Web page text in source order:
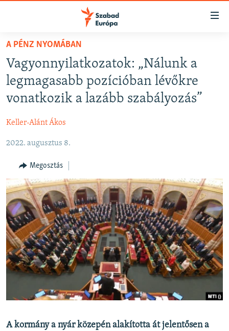
Akadálymentes
Ugrás
oldalra
Ugrás
tartalomjegyzékre
AKTUÁLIS
PODCASTOK
ELEMZŐ
NER15
SZABADON
TÁRSADALOM
DEMOKRÁCIA
A PÉNZ NYOMÁBAN
EURÓPAI UNIÓ
VILÁG
KLÍMAVÁLTOZÁS
A MÚLT TANULSÁGAI
KÖVESSEN MINKET!
A PÉNZ NYOMÁBAN
Vagyonnyilatkozatok: „Nálunk a
legmagasabb pozícióban lévőkre
vonatkozik a lazább szabályozás”
Keller-Alánt Ákos
2022. augusztus 8.
Megosztás
A kormány a nyár közepén alakította át jelentősen a
FELIRATKOZÁS